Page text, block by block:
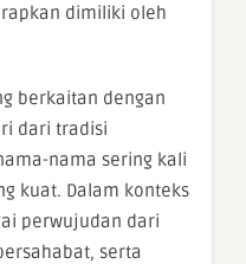
dimiliki oleh
berkaitan dengan
dari tradisi
nama sering kali
kuat. Dalam konteks
perwujudan dari
serta